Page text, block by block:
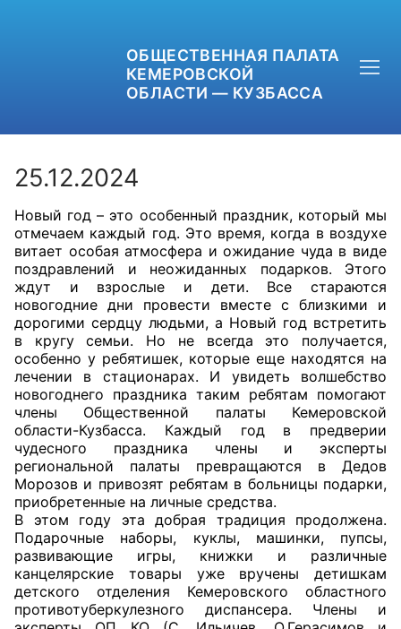
ОБЩЕСТВЕННАЯ ПАЛАТА
КЕМЕРОВСКОЙ
ОБЛАСТИ — КУЗБАССА
+7 (3842) 58-82-40
OPKO42@BK.RU
ОБРАТНАЯ СВЯЗЬ
Главная
Общественные советы
Общественные советы при территориальных
органах федеральных органов
исполнительной власти
Общественные советы по проведению
независимой оценки качества условий
25.12.2024
Новый год – это особенный праздник, который мы
отмечаем каждый год. Это время, когда в воздухе
витает особая атмосфера и ожидание чуда в виде
поздравлений и неожиданных подарков. Этого
ждут и взрослые и дети. Все стараются
новогодние дни провести вместе с близкими и
дорогими сердцу людьми, а Новый год встретить
в кругу семьи. Но не всегда это получается,
особенно у ребятишек, которые еще находятся на
лечении в стационарах. И увидеть волшебство
новогоднего праздника таким ребятам помогают
члены Общественной палаты Кемеровской
области-Кузбасса. Каждый год в предверии
чудесного праздника члены и эксперты
региональной палаты превращаются в Дедов
Морозов и привозят ребятам в больницы подарки,
приобретенные на личные средства.
В этом году эта добрая традиция продолжена.
Подарочные наборы, куклы, машинки, пупсы,
развивающие игры, книжки и различные
канцелярские товары уже вручены детишкам
детского отделения Кемеровского областного
противотуберкулезного диспансера. Члены и